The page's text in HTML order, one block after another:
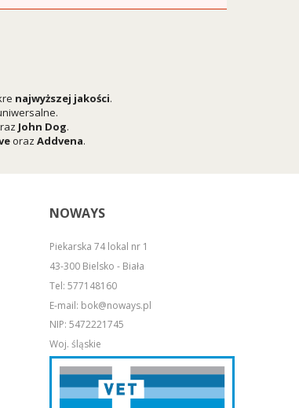
najwyższej jakości.
John Dog.
oraz Addvena.
NOWAYS
Piekarska 74 lokal nr 1
43-300 Bielsko - Biała
Tel: 577148160
E-mail: bok@noways.pl
NIP: 5472221745
Woj. śląskie